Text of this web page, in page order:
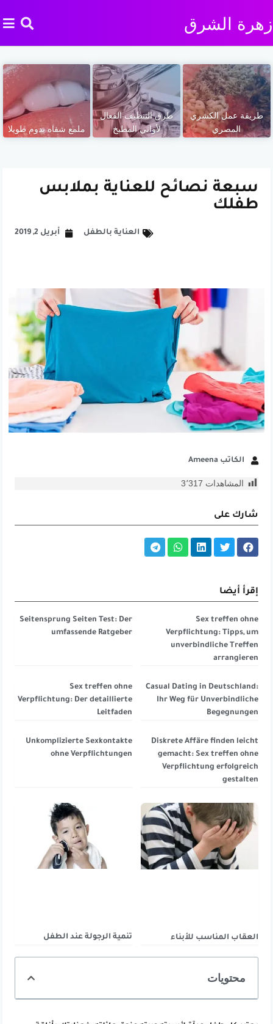
زهرة الشرق
طريقة عمل الكشري
المصري
طرق التنظيف الفعال
لأواني المطبخ
ملمع شفاه يدوم طويلا
سبعة نصائح للعناية بملابس
طفلك
العناية بالطفل أبريل 2, 2019
الكاتب Ameena
المشاهدات 3٬317
شارك على
إقرأ أيضا
Sex treffen ohne
Verpflichtung: Tipps, um
unverbindliche Treffen
arrangieren
Seitensprung Seiten Test: Der
umfassende Ratgeber
Casual Dating in Deutschland:
Ihr Weg für Unverbindliche
Begegnungen
Sex treffen ohne
Verpflichtung: Der detaillierte
Leitfaden
Diskrete Affäre finden leicht
gemacht: Sex treffen ohne
Verpflichtung erfolgreich
gestalten
Unkomplizierte Sexkontakte
ohne Verpflichtungen
العقاب المناسب للأبناء تنمية الرجولة عند الطفل
محتويات